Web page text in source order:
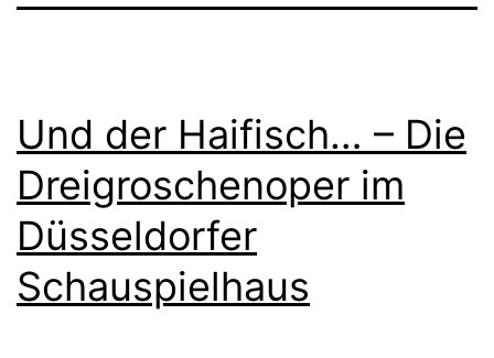
Und der Haifisch… – Die
Dreigroschenoper im
Düsseldorfer
Schauspielhaus